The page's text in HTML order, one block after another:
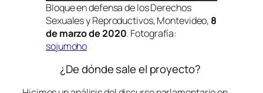
Bloque en defensa de los Derechos
Sexuales y Reproductivos, Montevideo, 8
de marzo de 2020. Fotografía:
sojumoho
¿De dónde sale el proyecto?